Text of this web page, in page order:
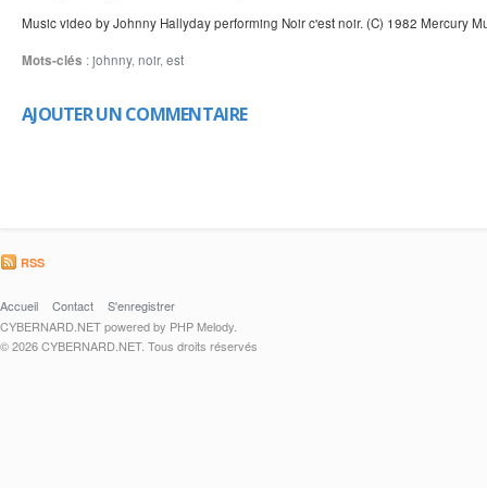
Music video by Johnny Hallyday performing Noir c'est noir. (C) 1982 Mercury
Mots-clés :johnny, noir, est
AJOUTER UN COMMENTAIRE
RSS
Accueil Contact
S'enregistrer
CYBERNARD.NET powered by PHP Melody.
© 2026 CYBERNARD.NET. Tous droits réservés